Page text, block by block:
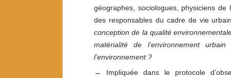
géographes, sociologues, physiciens de
des responsables du cadre de vie
conception de la qualité
matérialité de l’environnement
l’environnement ?
→ Impliquée dans le protocole